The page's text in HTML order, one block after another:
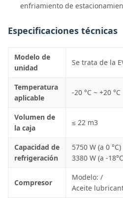
enfriamiento de
Especificaciones técnicas
Modelo de
unidad
Se trata de la
Temperatura
aplicable
-20 °C ~ +20 °C
Volumen de
la caja
≤ 22 m3
Capacidad de
refrigeración
5750 W (a 0 °C)
3380 W (a -
Compresor
Modelo: /
Aceite